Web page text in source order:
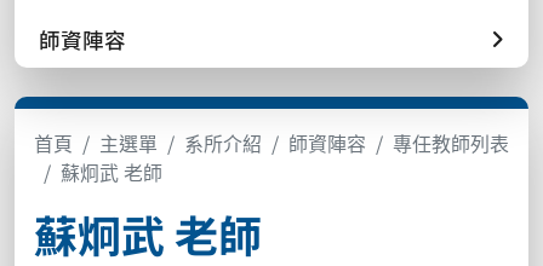
師資陣容
首頁 主選單 系所介紹 師資陣容
專任教師列表
蘇炯武 老師
蘇炯武 老師